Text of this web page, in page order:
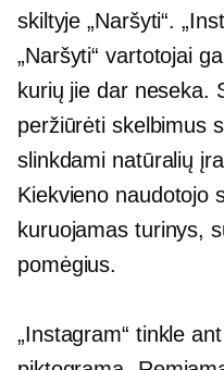
skiltyje „Naršyti“.
„Naršyti“ vartotojai
kurių jie dar neseka.
peržiūrėti skelbimus
slinkdami natūralių
Kiekvieno naudotojo
kuruojamas turinys,
pomėgius.
„Instagram“ tinkle